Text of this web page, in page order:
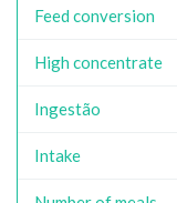
Feed conversion
High concentrate
Ingestão
Intake